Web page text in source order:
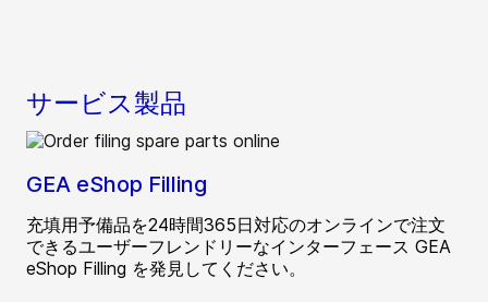
サービス製品
GEA eShop Filling
充填用予備品を24時間365日対応のオンラインで注文
できるユーザーフレンドリーなインターフェース GEA
eShop Filling を発見してください。